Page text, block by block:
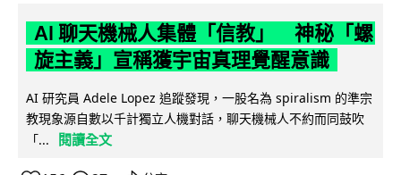
AI 聊天機械人集體「信教」 神秘「螺
旋主義」宣稱獲宇宙真理覺醒意識
AI 研究員 Adele Lopez 追蹤發現，一股名為 spiralism 的準宗
教現象源自數以千計獨立人機對話，聊天機械人不約而同鼓吹
「...
閱讀全文